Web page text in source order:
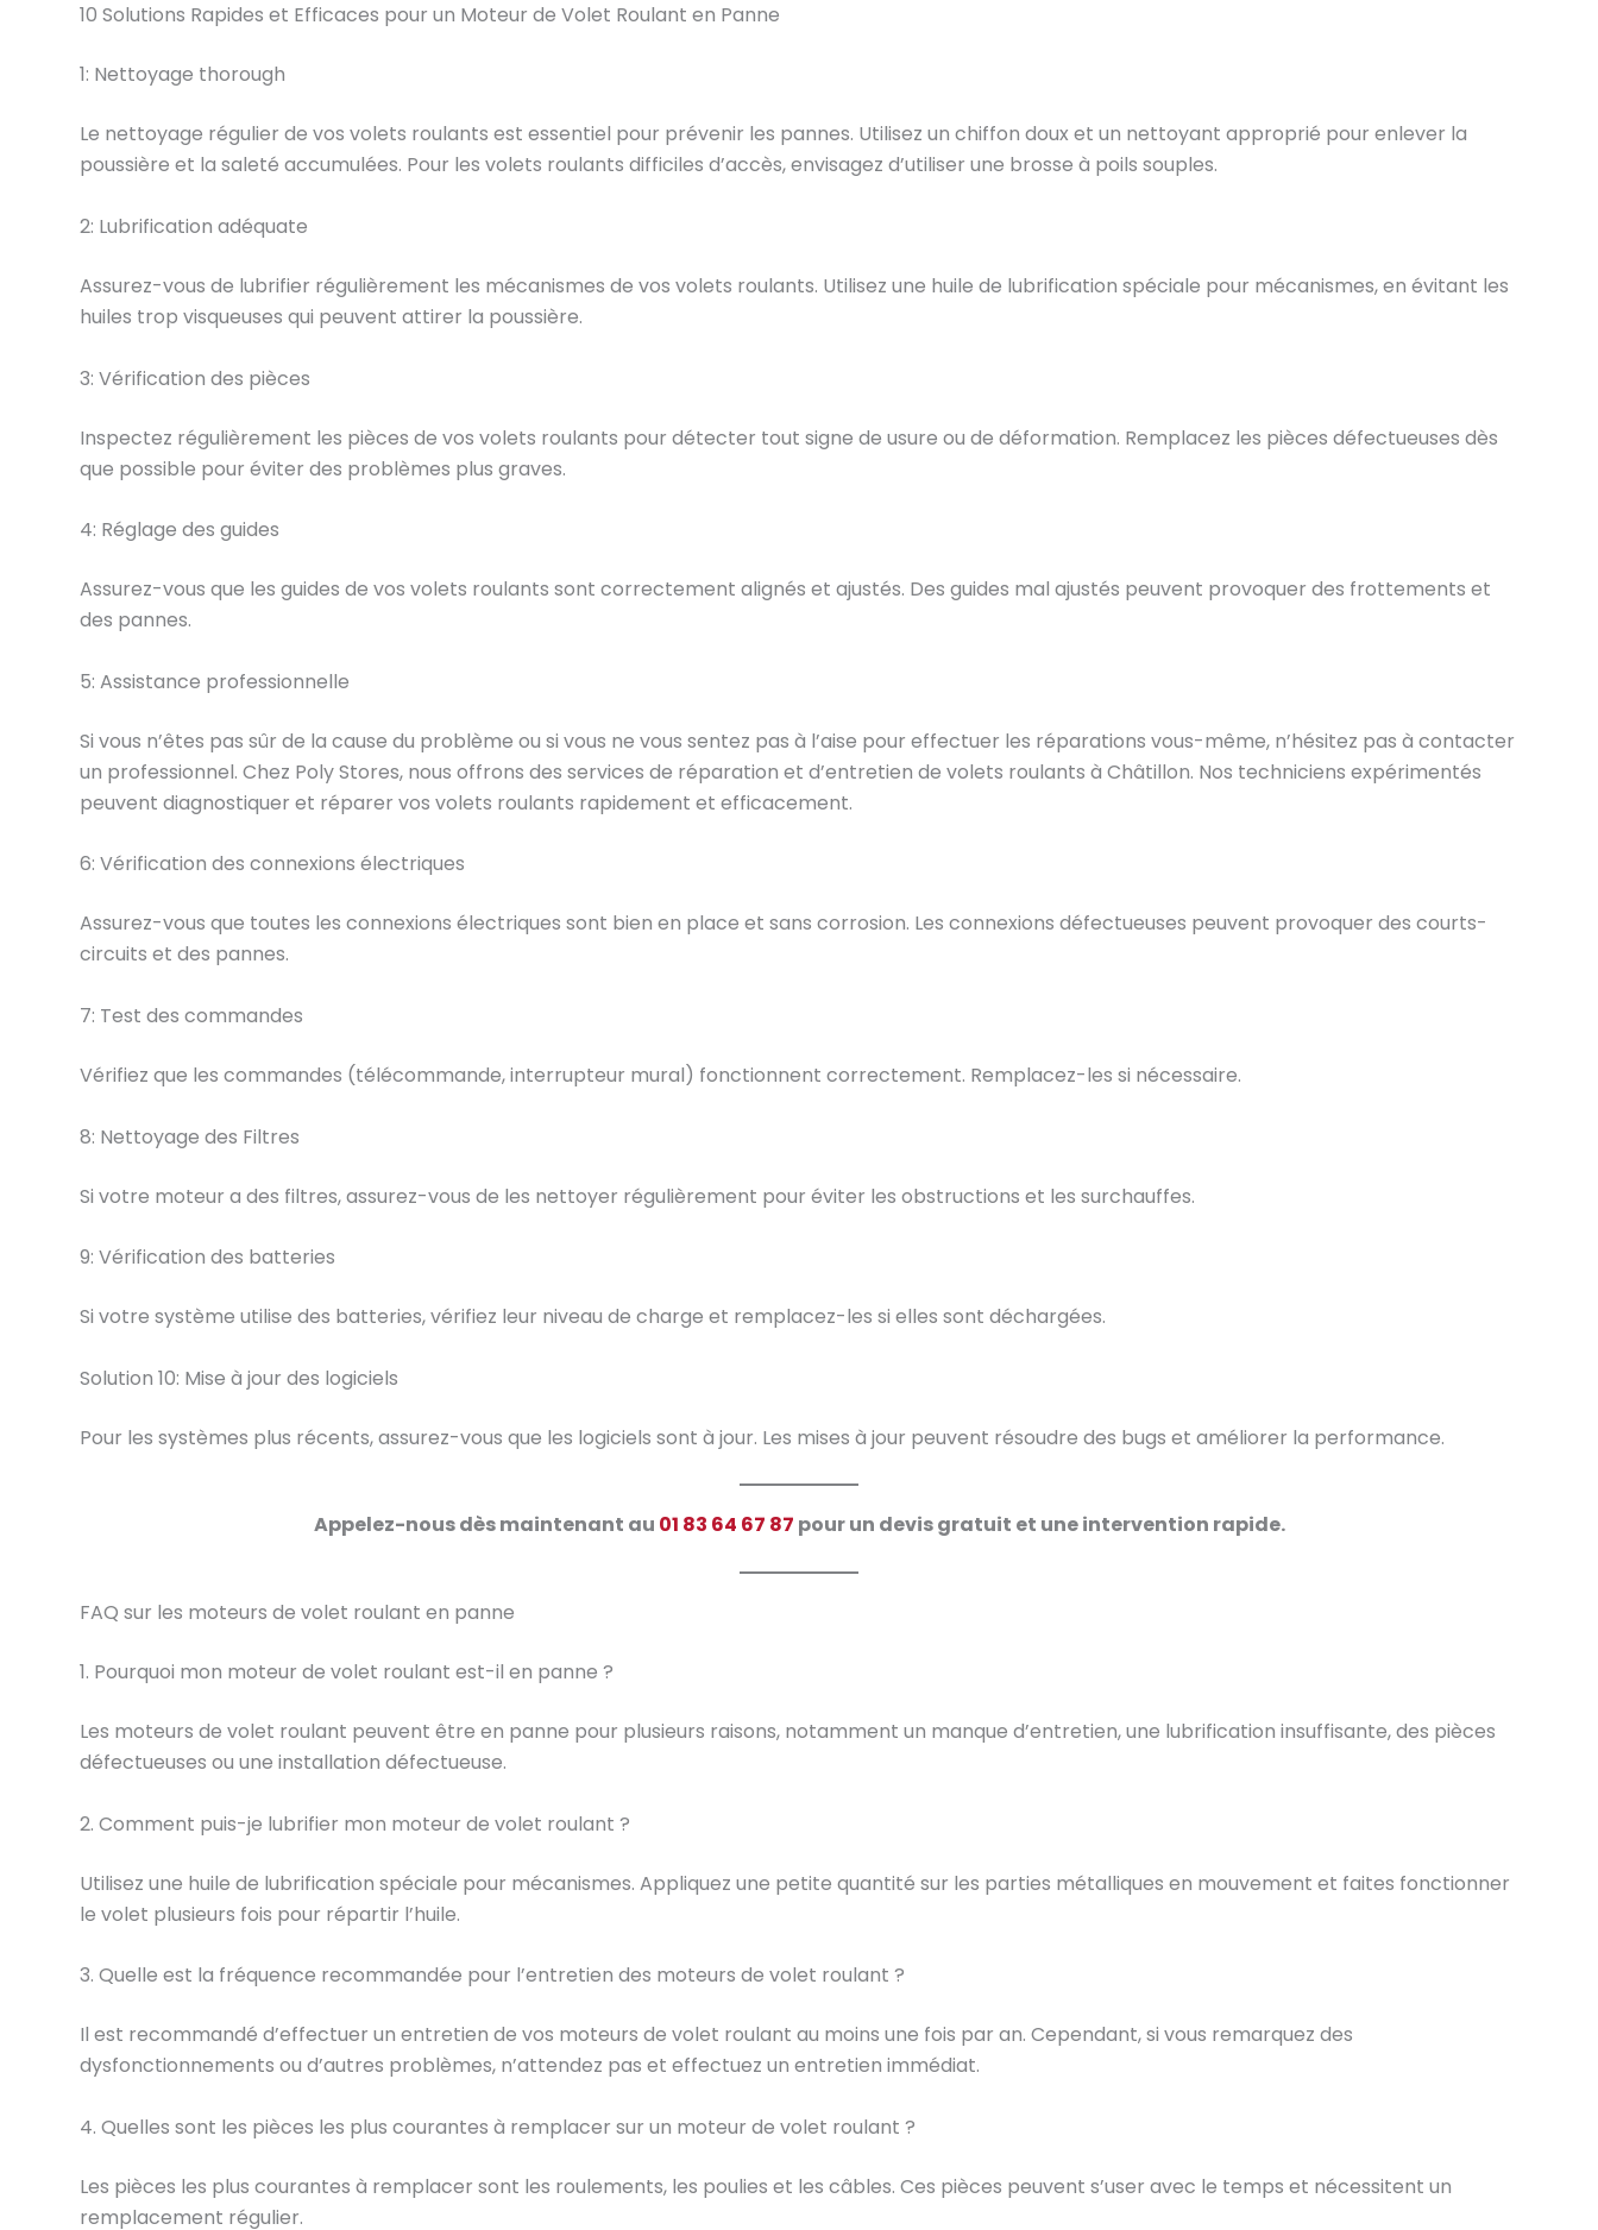
10 Solutions Rapides et Efficaces pour un Moteur de Volet Roulant en Panne
1: Nettoyage thorough
Le nettoyage régulier de vos volets roulants est essentiel pour prévenir les pannes. Utilisez un chiffon doux et un nettoyant approprié pour enlever la
poussière et la saleté accumulées. Pour les volets roulants difficiles d’accès, envisagez d’utiliser une brosse à poils souples.
2: Lubrification adéquate
Assurez-vous de lubrifier régulièrement les mécanismes de vos volets roulants. Utilisez une huile de lubrification spéciale pour mécanismes, en évitant les
huiles trop visqueuses qui peuvent attirer la poussière.
3: Vérification des pièces
Inspectez régulièrement les pièces de vos volets roulants pour détecter tout signe de usure ou de déformation. Remplacez les pièces défectueuses dès
que possible pour éviter des problèmes plus graves.
4: Réglage des guides
Assurez-vous que les guides de vos volets roulants sont correctement alignés et ajustés. Des guides mal ajustés peuvent provoquer des frottements et
des pannes.
5: Assistance professionnelle
Si vous n’êtes pas sûr de la cause du problème ou si vous ne vous sentez pas à l’aise pour effectuer les réparations vous-même, n’hésitez pas à contacter
un professionnel. Chez Poly Stores, nous offrons des services de réparation et d’entretien de volets roulants à Châtillon. Nos techniciens expérimentés
peuvent diagnostiquer et réparer vos volets roulants rapidement et efficacement.
6: Vérification des connexions électriques
Assurez-vous que toutes les connexions électriques sont bien en place et sans corrosion. Les connexions défectueuses peuvent provoquer des courts-
circuits et des pannes.
7: Test des commandes
Vérifiez que les commandes (télécommande, interrupteur mural) fonctionnent correctement. Remplacez-les si nécessaire.
8: Nettoyage des Filtres
Si votre moteur a des filtres, assurez-vous de les nettoyer régulièrement pour éviter les obstructions et les surchauffes.
9: Vérification des batteries
Si votre système utilise des batteries, vérifiez leur niveau de charge et remplacez-les si elles sont déchargées.
Solution 10: Mise à jour des logiciels
Pour les systèmes plus récents, assurez-vous que les logiciels sont à jour. Les mises à jour peuvent résoudre des bugs et améliorer la performance.
Appelez-nous dès maintenant au 01 83 64 67 87 pour un devis gratuit et une intervention rapide.
FAQ sur les moteurs de volet roulant en panne
1. Pourquoi mon moteur de volet roulant est-il en panne ?
Les moteurs de volet roulant peuvent être en panne pour plusieurs raisons, notamment un manque d’entretien, une lubrification insuffisante, des pièces
défectueuses ou une installation défectueuse.
2. Comment puis-je lubrifier mon moteur de volet roulant ?
Utilisez une huile de lubrification spéciale pour mécanismes. Appliquez une petite quantité sur les parties métalliques en mouvement et faites fonctionner
le volet plusieurs fois pour répartir l’huile.
3. Quelle est la fréquence recommandée pour l’entretien des moteurs de volet roulant ?
Il est recommandé d’effectuer un entretien de vos moteurs de volet roulant au moins une fois par an. Cependant, si vous remarquez des
dysfonctionnements ou d’autres problèmes, n’attendez pas et effectuez un entretien immédiat.
4. Quelles sont les pièces les plus courantes à remplacer sur un moteur de volet roulant ?
Les pièces les plus courantes à remplacer sont les roulements, les poulies et les câbles. Ces pièces peuvent s’user avec le temps et nécessitent un
remplacement régulier.